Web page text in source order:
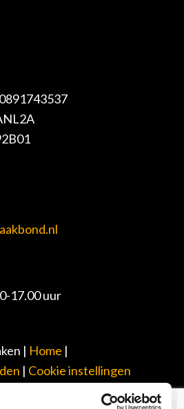
17.00 uur
| Home |
| Cookie instellingen